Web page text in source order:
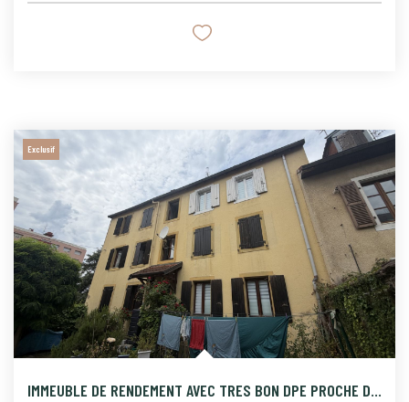
Exclusif
IMMEUBLE DE RENDEMENT AVEC TRES BON DPE PROCHE DES UNIVERSIT